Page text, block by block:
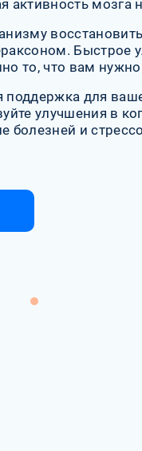
активность мозга
Быстрое
то, что вам
для
улучшения в
болезней и